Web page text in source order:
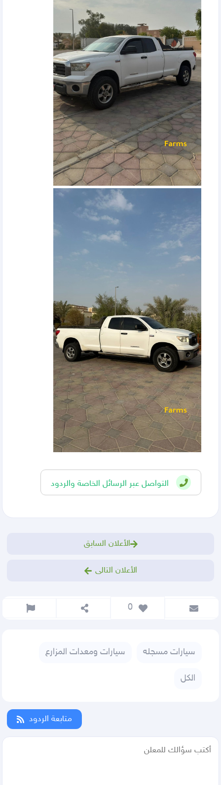
التواصل عبر الرسائل الخاصة والردود
الأعلان السابق
الأعلان التالى
سيارات مسجله سيارات ومعدات المزارع
الكل
متابعة الردود